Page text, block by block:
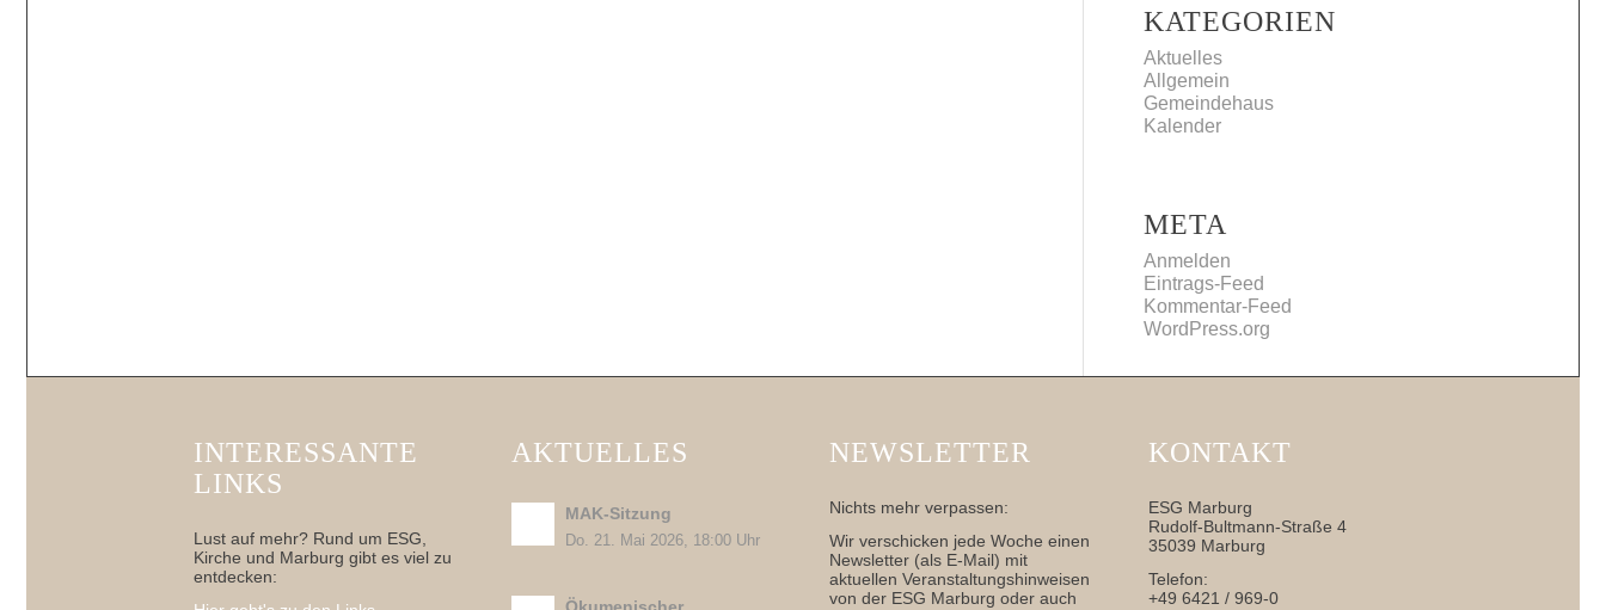
KATEGORIEN
Aktuelles
Allgemein
Gemeindehaus
Kalender
META
Anmelden
Eintrags-Feed
Kommentar-Feed
WordPress.org
INTERESSANTE
LINKS
Lust auf mehr? Rund um ESG,
Kirche und Marburg gibt es viel zu
entdecken:
AKTUELLES
MAK-Sitzung
Do. 21. Mai 2026, 18:00 Uhr
NEWSLETTER
Nichts mehr verpassen:
Wir verschicken jede Woche einen
Newsletter (als E-Mail) mit
aktuellen Veranstaltungshinweisen
von der ESG Marburg oder auch
KONTAKT
ESG Marburg
Rudolf-Bultmann-Straße 4
35039 Marburg
Telefon:
+49 6421 / 969-0